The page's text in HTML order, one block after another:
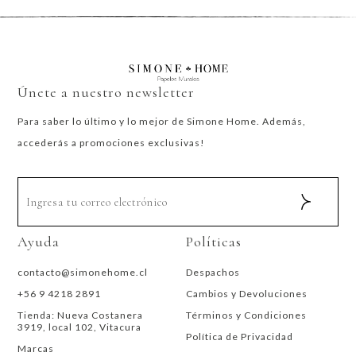
Únete a nuestro newsletter
Para saber lo último y lo mejor de Simone Home. Además,
accederás a promociones exclusivas!
Ayuda
contacto@simonehome.cl
+56 9 4218 2891
Tienda: Nueva Costanera
3919, local 102, Vitacura
Marcas
Políticas
Despachos
Cambios y Devoluciones
Términos y Condiciones
Política de Privacidad